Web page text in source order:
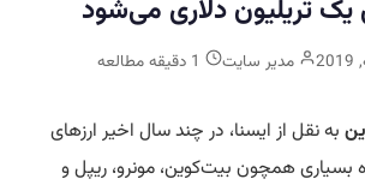
تریلیون دلاری می‌شود
مدیر سایت
به نقل از ایسنا، در چند سال اخیر ارزهای
بسیاری همچون بیت‌کوین، مونرو، ریپل و